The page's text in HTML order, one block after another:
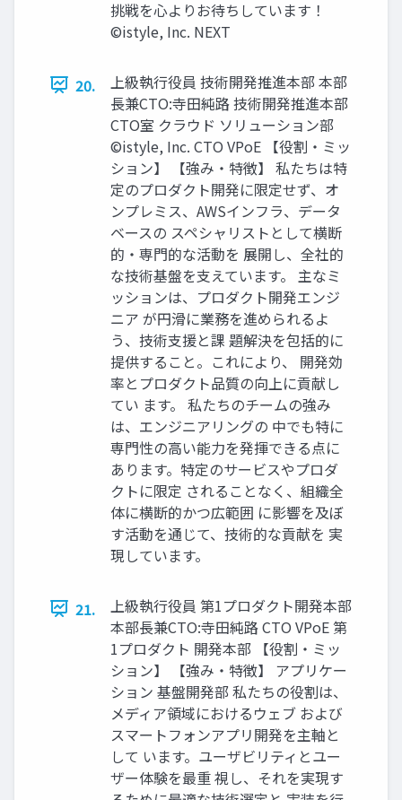
挑戦を心よりお待ちしています！
©istyle, Inc. NEXT
20.
上級執行役員 技術開発推進本部 本部
長兼CTO:寺田純路 技術開発推進本部
CTO室 クラウド ソリューション部
©istyle, Inc. CTO VPoE 【役割・ミッ
ション】 【強み・特徴】 私たちは特
定のプロダクト開発に限定せず、オ
ンプレミス、AWSインフラ、データ
ベースの スペシャリストとして横断
的・専門的な活動を 展開し、全社的
な技術基盤を支えています。 主なミ
ッションは、プロダクト開発エンジ
ニア が円滑に業務を進められるよ
う、技術支援と課 題解決を包括的に
提供すること。これにより、 開発効
率とプロダクト品質の向上に貢献し
てい ます。 私たちのチームの強み
は、エンジニアリングの 中でも特に
専門性の高い能力を発揮できる点に
あります。特定のサービスやプロダ
クトに限定 されることなく、組織全
体に横断的かつ広範囲 に影響を及ぼ
す活動を通じて、技術的な貢献を 実
現しています。
21.
上級執行役員 第1プロダクト開発本部
本部長兼CTO:寺田純路 CTO VPoE 第
1プロダクト 開発本部 【役割・ミッ
ション】 【強み・特徴】 アプリケー
ション 基盤開発部 私たちの役割は、
メディア領域におけるウェブ および
スマートフォンアプリ開発を主軸と
して います。ユーザビリティとユー
ザー体験を最重 視し、それを実現す